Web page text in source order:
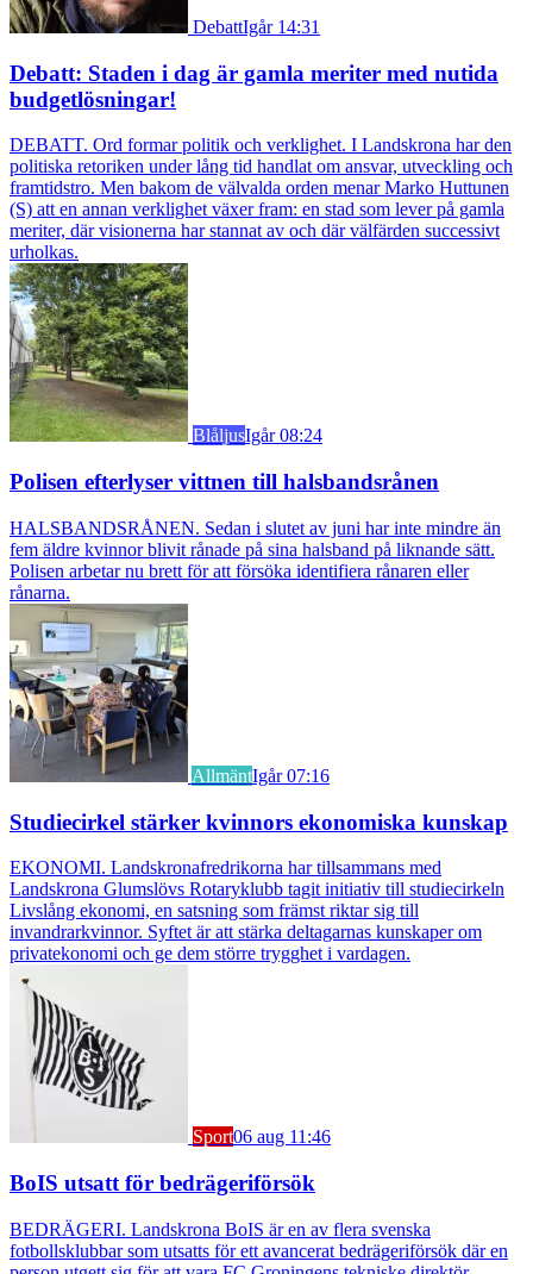
DebattIgår 14:31
Debatt: Staden i dag är gamla meriter med nutida
budgetlösningar!
DEBATT. Ord formar politik och verklighet. I Landskrona har den
politiska retoriken under lång tid handlat om ansvar, utveckling och
framtidstro. Men bakom de välvalda orden menar Marko Huttunen
(S) att en annan verklighet växer fram: en stad som lever på gamla
meriter, där visionerna har stannat av och där välfärden successivt
urholkas.
BlåljusIgår 08:24
Polisen efterlyser vittnen till halsbandsrånen
HALSBANDSRÅNEN. Sedan i slutet av juni har inte mindre än
fem äldre kvinnor blivit rånade på sina halsband på liknande sätt.
Polisen arbetar nu brett för att försöka identifiera rånaren eller
rånarna.
AllmäntIgår 07:16
Studiecirkel stärker kvinnors ekonomiska kunskap
EKONOMI. Landskronafredrikorna har tillsammans med
Landskrona Glumslövs Rotaryklubb tagit initiativ till studiecirkeln
Livslång ekonomi, en satsning som främst riktar sig till
invandrarkvinnor. Syftet är att stärka deltagarnas kunskaper om
privatekonomi och ge dem större trygghet i vardagen.
Sport06 aug 11:46
BoIS utsatt för bedrägeriförsök
BEDRÄGERI. Landskrona BoIS är en av flera svenska
fotbollsklubbar som utsatts för ett avancerat bedrägeriförsök där en